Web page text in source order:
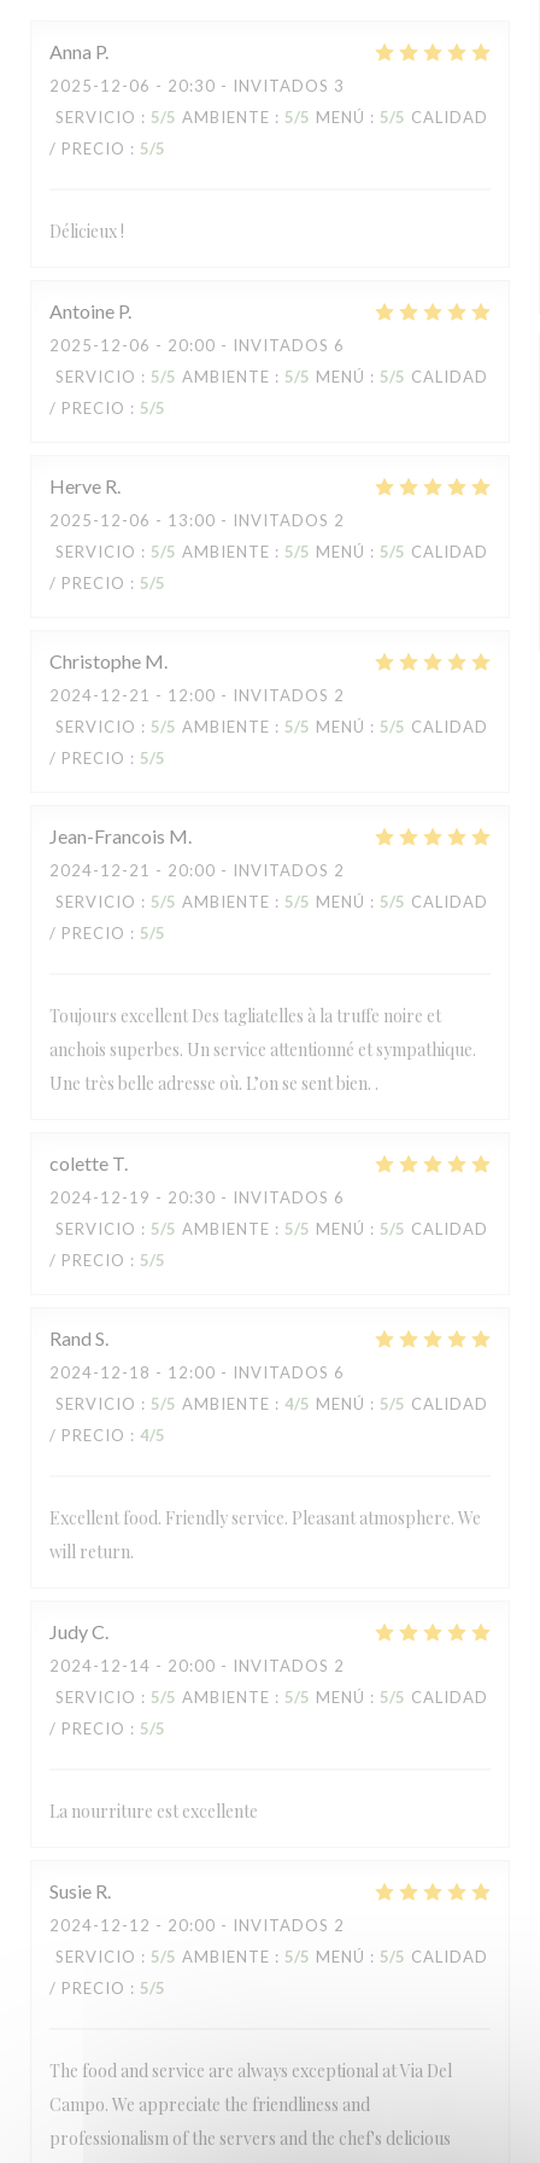
Anna P
2025-12-06 - 20:30 - INVITADOS 3
SERVICIO : 5/5 AMBIENTE : 5/5 MENÚ : 5/5 CALIDAD
/ PRECIO : 5/5
Délicieux !
Antoine P
2025-12-06 - 20:00 - INVITADOS 6
SERVICIO : 5/5 AMBIENTE : 5/5 MENÚ : 5/5 CALIDAD
/ PRECIO : 5/5
Herve R
2025-12-06 - 13:00 - INVITADOS 2
SERVICIO : 5/5 AMBIENTE : 5/5 MENÚ : 5/5 CALIDAD
/ PRECIO : 5/5
Christophe M
2024-12-21 - 12:00 - INVITADOS 2
SERVICIO : 5/5 AMBIENTE : 5/5 MENÚ : 5/5 CALIDAD
/ PRECIO : 5/5
Jean-Francois M
2024-12-21 - 20:00 - INVITADOS 2
SERVICIO : 5/5 AMBIENTE : 5/5 MENÚ : 5/5 CALIDAD
/ PRECIO : 5/5
Toujours excellent Des tagliatelles à la truffe noire et
anchois superbes. Un service attentionné et sympathique.
Une très belle adresse où. L’on se sent bien. .
colette T
2024-12-19 - 20:30 - INVITADOS 6
SERVICIO : 5/5 AMBIENTE : 5/5 MENÚ : 5/5 CALIDAD
/ PRECIO : 5/5
Rand S
2024-12-18 - 12:00 - INVITADOS 6
SERVICIO : 5/5 AMBIENTE : 4/5 MENÚ : 5/5 CALIDAD
/ PRECIO : 4/5
Excellent food. Friendly service. Pleasant atmosphere. We
will return.
JudyC
2024-12-14 - 20:00 - INVITADOS 2
SERVICIO : 5/5 AMBIENTE : 5/5 MENÚ : 5/5 CALIDAD
/ PRECIO : 5/5
La nourriture est excellente
Susie R
2024-12-12 - 20:00 - INVITADOS 2
SERVICIO : 5/5 AMBIENTE : 5/5 MENÚ : 5/5 CALIDAD
/ PRECIO : 5/5
The food and service are always exceptional at Via Del
Campo. We appreciate the friendliness and
professionalism of the servers and the chef's delicious
Via Del Campo